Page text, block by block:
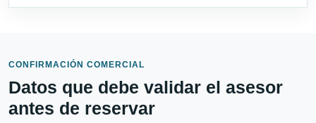
CONFIRMACIÓN COMERCIAL
Datos que debe validar el asesor
antes de reservar